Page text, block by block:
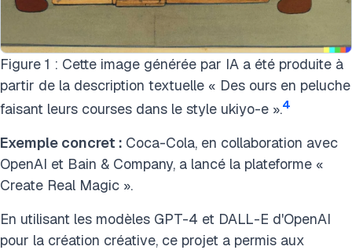
Figure 1 : Cette image générée par IA a été produite à
partir de la description textuelle « Des ours en peluche
faisant leurs courses dans le style ukiyo-e ».4
Exemple concret : Coca-Cola, en collaboration avec
OpenAI et Bain & Company, a lancé la plateforme «
Create Real Magic ».
En utilisant les modèles GPT-4 et DALL-E d'OpenAI
pour la création créative, ce projet a permis aux